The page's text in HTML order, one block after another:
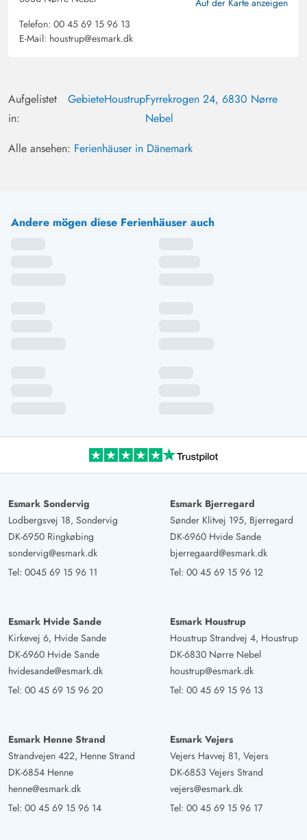
Telefon: 00 45 69 15 96 13
E-Mail: houstrup@esmark.dk
Aufgelistet
in:
GebieteHoustrupFyrrekrogen 24, 6830 Nørre
Nebel
Alle ansehen: Ferienhäuser in Dänemark
Andere mögen diese Ferienhäuser auch
Esmark Sondervig
Lodbergsvej 18, Sondervig
DK-6950 Ringkøbing
sondervig@esmark.dk
Tel: 0045 69 15 96 11
Esmark Bjerregard
Sønder Klitvej 195, Bjerregard
DK-6960 Hvide Sande
bjerregaard@esmark.dk
Tel: 00 45 69 15 96 12
Esmark Hvide Sande
Kirkevej 6, Hvide Sande
DK-6960 Hvide Sande
hvidesande@esmark.dk
Tel: 00 45 69 15 96 20
Esmark Houstrup
Houstrup Strandvej 4, Houstrup
DK-6830 Nørre Nebel
houstrup@esmark.dk
Tel: 00 45 69 15 96 13
Esmark Henne Strand
Strandvejen 422, Henne Strand
DK-6854 Henne
henne@esmark.dk
Tel: 00 45 69 15 96 14
Esmark Vejers
Vejers Havvej 81, Vejers
DK-6853 Vejers Strand
vejers@esmark.dk
Tel: 00 45 69 15 96 17